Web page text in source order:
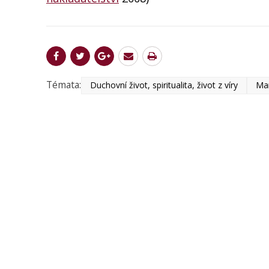
Témata: Duchovní život, spiritualita, život z víry